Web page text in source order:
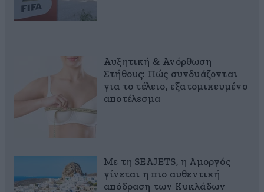
Αυξητική & Ανόρθωση
Στήθους: Πώς συνδυάζονται
για το τέλειο, εξατομικευμένο
αποτέλεσμα
Με τη SEAJETS, η Αμοργός
γίνεται η πιο αυθεντική
απόδραση των Κυκλάδων